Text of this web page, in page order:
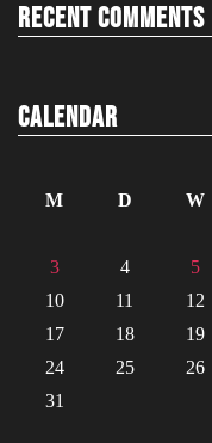
Recent Comments
Calendar
M
D W
3
4 5
10
11 12
17
18 19
24
25 26
31